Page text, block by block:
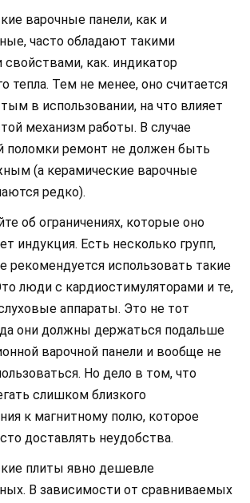
варочные панели, как и
часто обладают такими
как. индикатор
тепла. Тем не менее, оно считается
в использовании, на что влияет
механизм работы. В случае
поломки ремонт не должен быть
(а керамические варочные
редко).
об ограничениях, которые оно
индукция. Есть несколько групп,
рекомендуется использовать такие
люди с кардиостимуляторами и те,
аппараты. Это не тот
они должны держаться подальше
варочной панели и вообще не
Но дело в том, что
слишком близкого
к магнитному полю, которое
доставлять неудобства.
плиты явно дешевле
В зависимости от сравниваемых